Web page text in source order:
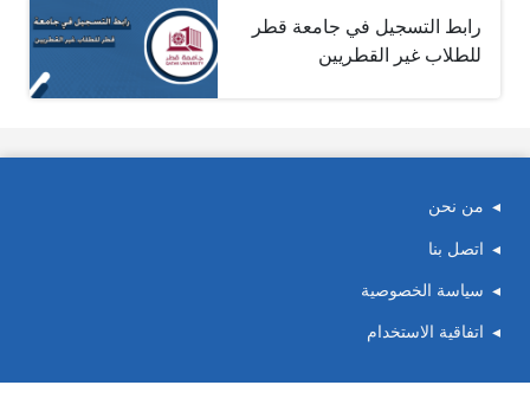
رابط التسجيل في جامعة قطر
للطلاب غير القطريين
من نحن
اتصل بنا
سياسة الخصوصية
اتفاقية الاستخدام